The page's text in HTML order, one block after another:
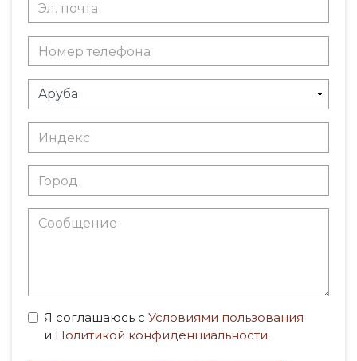
Я соглашаюсь с Условиями пользования
и Политикой конфиденциальности.